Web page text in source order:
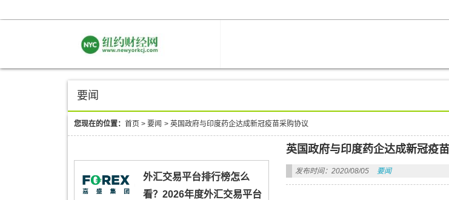
要闻
您现在的位置： 首页 > 要闻 > 英国政府与印度药企达成新冠疫苗采购协议
外汇交易平台排行榜怎么
看？2026年度外汇交易平台
英国政府与印度药企达成新冠疫
发布时间：2020/08/05 要闻